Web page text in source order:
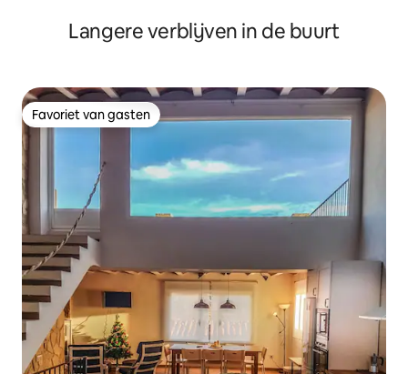
Langere verblijven in de buurt
Favoriet van gasten
Favoriet van gasten